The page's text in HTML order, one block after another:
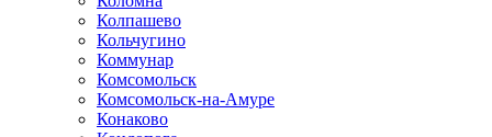
Колпашево
Кольчугино
Коммунар
Комсомольск
Комсомольск-на-Амуре
Конаково